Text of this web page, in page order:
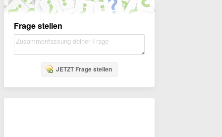
Frage stellen
JETZT Frage stellen